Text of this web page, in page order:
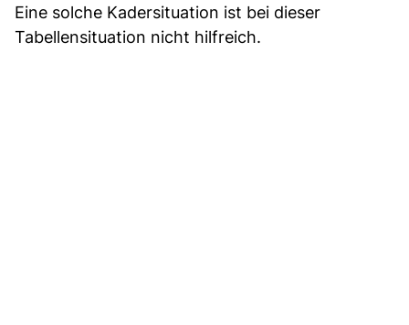
Eine solche Kadersituation ist bei dieser
Tabellensituation nicht hilfreich.